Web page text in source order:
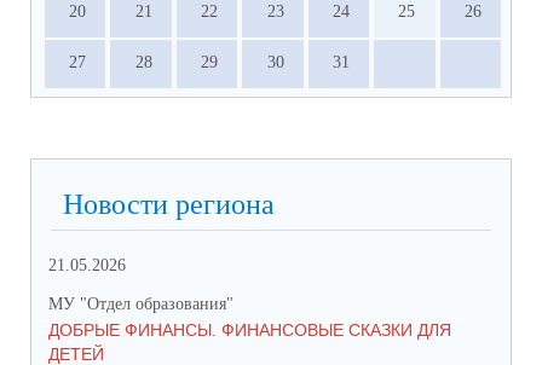
20 21 22 23 24 25 26
27 28 29 30 31
Новости региона
21.05.2026
МУ "Отдел образования"
ДОБРЫЕ ФИНАНСЫ. ФИНАНСОВЫЕ СКАЗКИ ДЛЯ
ДЕТЕЙ